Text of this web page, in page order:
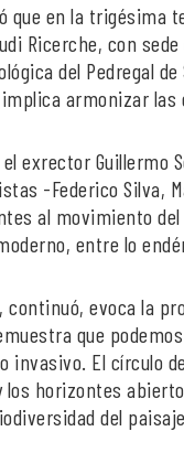
que en la trigésima
Ricerche, con
del Pedregal
armonizar
el exrector
-Federico Silva,
al movimiento
entre lo
evoca la
que
invasivo. El círculo
los horizontes
del